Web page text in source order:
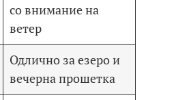
со внимание на
ветер
Одлично за езеро и
вечерна прошетка